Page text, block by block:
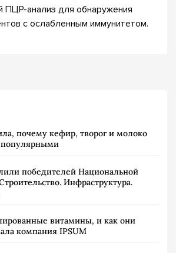
ПЦР-анализ для обнаружения
с ослабленным иммунитетом.
почему кефир, творог и молоко
популярными
победителей Национальной
Инфраструктура.
витамины, и как они
компания IPSUM